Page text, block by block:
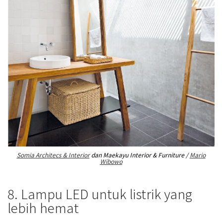
Somia Architecs & Interiordan Maekayu Interior & Furniture /Mario
Wibowo
8. Lampu LED untuk listrik yang
lebih hemat